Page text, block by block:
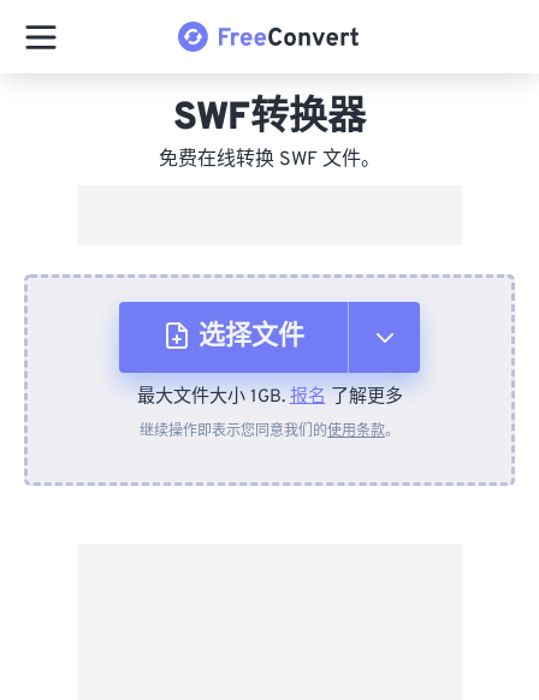
SWF转换器
免费在线转换 SWF 文件。
选择文件
从设备
最大文件大小 1GB.报名了解更多
继续操作即表示您同意我们的使用条款。